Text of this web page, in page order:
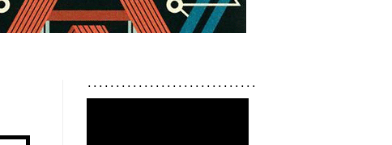
..............................